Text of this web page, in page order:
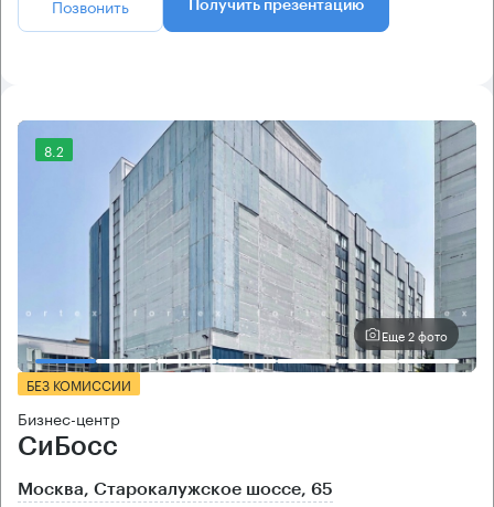
Позвонить Получить презентацию
8.2
Еще 2 фото
БЕЗ КОМИССИИ
Бизнес-центр
СиБосс
Москва, Старокалужское шоссе, 65